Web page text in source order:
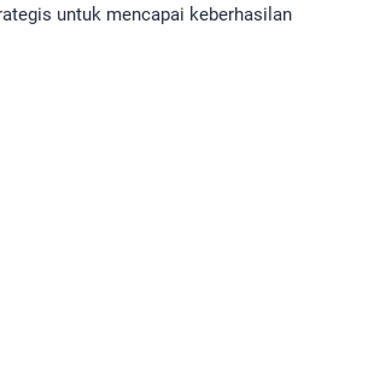
untuk mencapai keberhasilan